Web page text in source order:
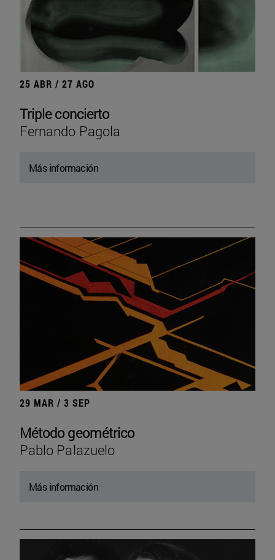
25 ABR / 27 AGO
Triple concierto
Fernando Pagola
Más información
29 MAR / 3 SEP
Método geométrico
Pablo Palazuelo
Más información